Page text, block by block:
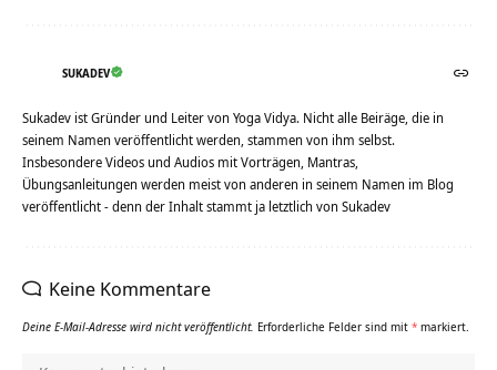
SUKADEV
Sukadev ist Gründer und Leiter von Yoga Vidya. Nicht alle Beiräge, die in
seinem Namen veröffentlicht werden, stammen von ihm selbst.
Insbesondere Videos und Audios mit Vorträgen, Mantras,
Übungsanleitungen werden meist von anderen in seinem Namen im Blog
veröffentlicht - denn der Inhalt stammt ja letztlich von Sukadev
Keine Kommentare
Deine E-Mail-Adresse wird nicht veröffentlicht. Erforderliche Felder sind mit * markiert.